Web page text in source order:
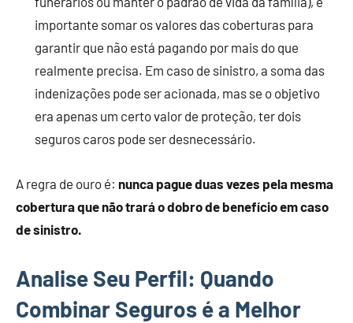
importante somar os valores das coberturas para
garantir que não está pagando por mais do que
realmente precisa. Em caso de sinistro, a soma das
indenizações pode ser acionada, mas se o objetivo
era apenas um certo valor de proteção, ter dois
seguros caros pode ser desnecessário.
A regra de ouro é: nunca pague duas vezes pela mesma
cobertura que não trará o dobro de benefício em caso
de sinistro.
Analise Seu Perfil: Quando
Combinar Seguros é a Melhor